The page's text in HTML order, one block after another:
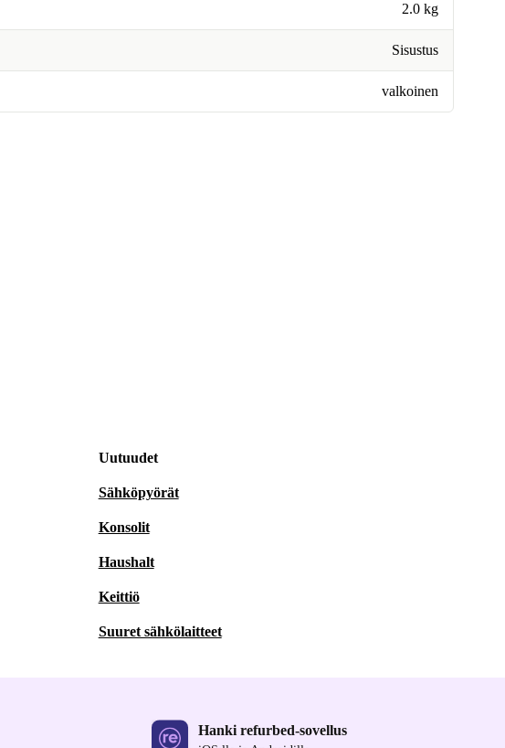
2.0 kg
Sisustus
valkoinen
Uutuudet
Sähköpyörät
Konsolit
Haushalt
Keittiö
Suuret sähkölaitteet
Hanki refurbed-sovellus